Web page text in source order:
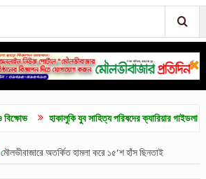
হাকালুকি যুব সাহিত্য পরিষদের ক্যারিয়ার গাইডলাইন ও
মৌলভীবাজারে অতর্কিত হামলা করে ১৫’শ হাঁস ছিনতাই